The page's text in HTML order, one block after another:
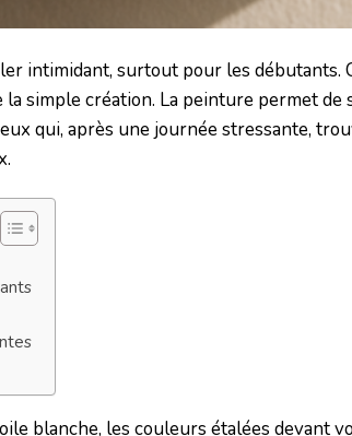
intimidant, surtout pour les débutants.
simple création. La peinture permet de
qui, après une journée stressante,
blanche, les couleurs étalées devant